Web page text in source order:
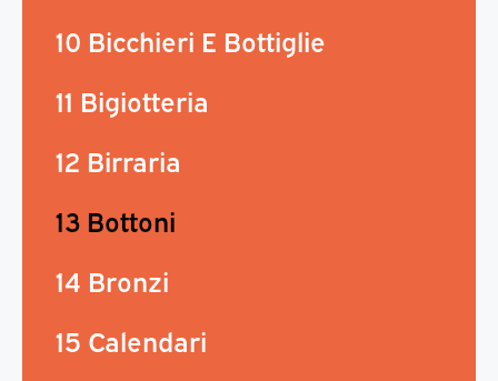
10 Bicchieri E Bottiglie
11 Bigiotteria
12 Birraria
13 Bottoni
14 Bronzi
15 Calendari